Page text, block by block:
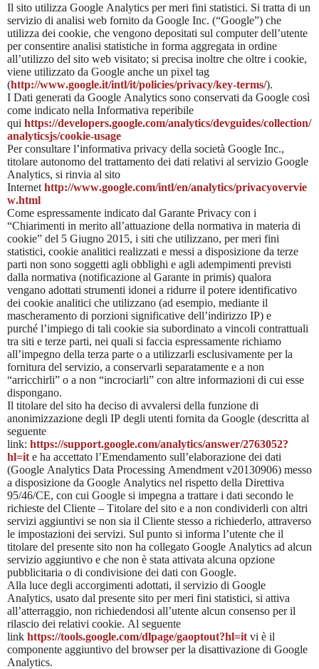
Il sito utilizza Google Analytics per meri fini statistici. Si tratta di un
servizio di analisi web fornito da Google Inc. (“Google”) che
utilizza dei cookie, che vengono depositati sul computer dell’utente
per consentire analisi statistiche in forma aggregata in ordine
all’utilizzo del sito web visitato; si precisa inoltre che oltre i cookie,
viene utilizzato da Google anche un pixel tag
(http://www.google.it/intl/it/policies/privacy/key-terms/).
I Dati generati da Google Analytics sono conservati da Google così
come indicato nella Informativa reperibile
qui https://developers.google.com/analytics/devguides/collection/
analyticsjs/cookie-usage
Per consultare l’informativa privacy della società Google Inc.,
titolare autonomo del trattamento dei dati relativi al servizio Google
Analytics, si rinvia al sito
Internet http://www.google.com/intl/en/analytics/privacyovervie
w.html
Come espressamente indicato dal Garante Privacy con i
“Chiarimenti in merito all’attuazione della normativa in materia di
cookie” del 5 Giugno 2015, i siti che utilizzano, per meri fini
statistici, cookie analitici realizzati e messi a disposizione da terze
parti non sono soggetti agli obblighi e agli adempimenti previsti
dalla normativa (notificazione al Garante in primis) qualora
vengano adottati strumenti idonei a ridurre il potere identificativo
dei cookie analitici che utilizzano (ad esempio, mediante il
mascheramento di porzioni significative dell’indirizzo IP) e
purché l’impiego di tali cookie sia subordinato a vincoli contrattuali
tra siti e terze parti, nei quali si faccia espressamente richiamo
all’impegno della terza parte o a utilizzarli esclusivamente per la
fornitura del servizio, a conservarli separatamente e a non
“arricchirli” o a non “incrociarli” con altre informazioni di cui esse
dispongano.
Il titolare del sito ha deciso di avvalersi della funzione di
anonimizzazione degli IP degli utenti fornita da Google (descritta al
seguente
link: https://support.google.com/analytics/answer/2763052?
hl=it e ha accettato l’Emendamento sull’elaborazione dei dati
(Google Analytics Data Processing Amendment v20130906) messo
a disposizione da Google Analytics nel rispetto della Direttiva
95/46/CE, con cui Google si impegna a trattare i dati secondo le
richieste del Cliente – Titolare del sito e a non condividerli con altri
servizi aggiuntivi se non sia il Cliente stesso a richiederlo, attraverso
le impostazioni dei servizi. Sul punto si informa l’utente che il
titolare del presente sito non ha collegato Google Analytics ad alcun
servizio aggiuntivo e che non è stata attivata alcuna opzione
pubblicitaria o di condivisione dei dati con Google.
Alla luce degli accorgimenti adottati, il servizio di Google
Analytics, usato dal presente sito per meri fini statistici, si attiva
all’atterraggio, non richiedendosi all’utente alcun consenso per il
rilascio dei relativi cookie. Al seguente
link https://tools.google.com/dlpage/gaoptout?hl=it vi è il
componente aggiuntivo del browser per la disattivazione di Google
Analytics.